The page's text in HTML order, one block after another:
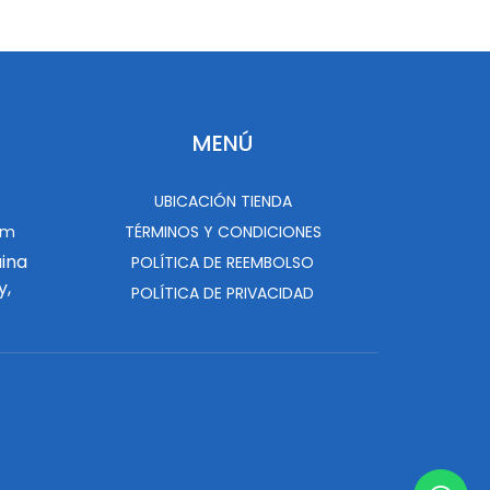
MENÚ
UBICACIÓN TIENDA
TÉRMINOS Y CONDICIONES
POLÍTICA DE REEMBOLSO
POLÍTICA DE PRIVACIDAD